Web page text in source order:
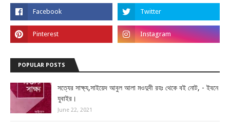
POPULAR POSTS
সত্যের সাক্ষ্য,সাইয়েদ আবুল আলা মওদুদী রহঃ থেকে বই নোট, - ইবনে
যুবাইর।
June 22, 2021